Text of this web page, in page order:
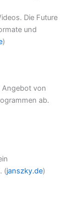
Die Future
und
)
Angebot von
ab.
(janszky.de)